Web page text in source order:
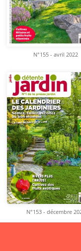
N°155 - avril 2022
N°153 - décembre